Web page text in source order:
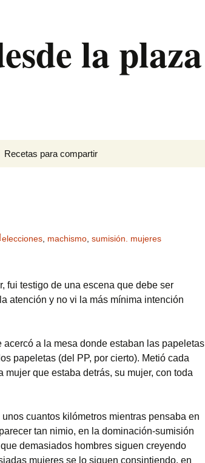
la plaza
Recetas para compartir
Hornazo
Paté
Pavo trufado
Pestiños
Rosquillas de nata
Tarta de queso
elecciones machismo sumisión. mujeres
fui testigo de una escena que debe ser
atención y no vi la más mínima intención
a la mesa donde estaban las papeletas
papeletas (del PP, por cierto). Metió cada
que estaba detrás, su mujer, con toda
cuantos kilómetros mientras pensaba en
tan nimio, en la dominación-sumisión
demasiados hombres siguen creyendo
mujeres se lo siguen consintiendo, en